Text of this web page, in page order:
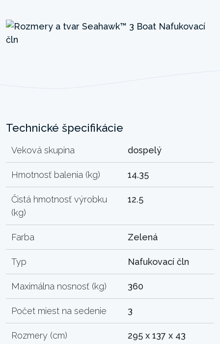
Technické špecifikácie
Veková skupina dospelý
Hmotnosť balenia (kg) 14.35
Čistá hmotnosť výrobku
(kg)
12.5
Farba Zelená
Typ Nafukovací čln
Maximálna nosnosť (kg) 360
Počet miest na sedenie 3
Rozmery (cm) 295 x 137 x 43